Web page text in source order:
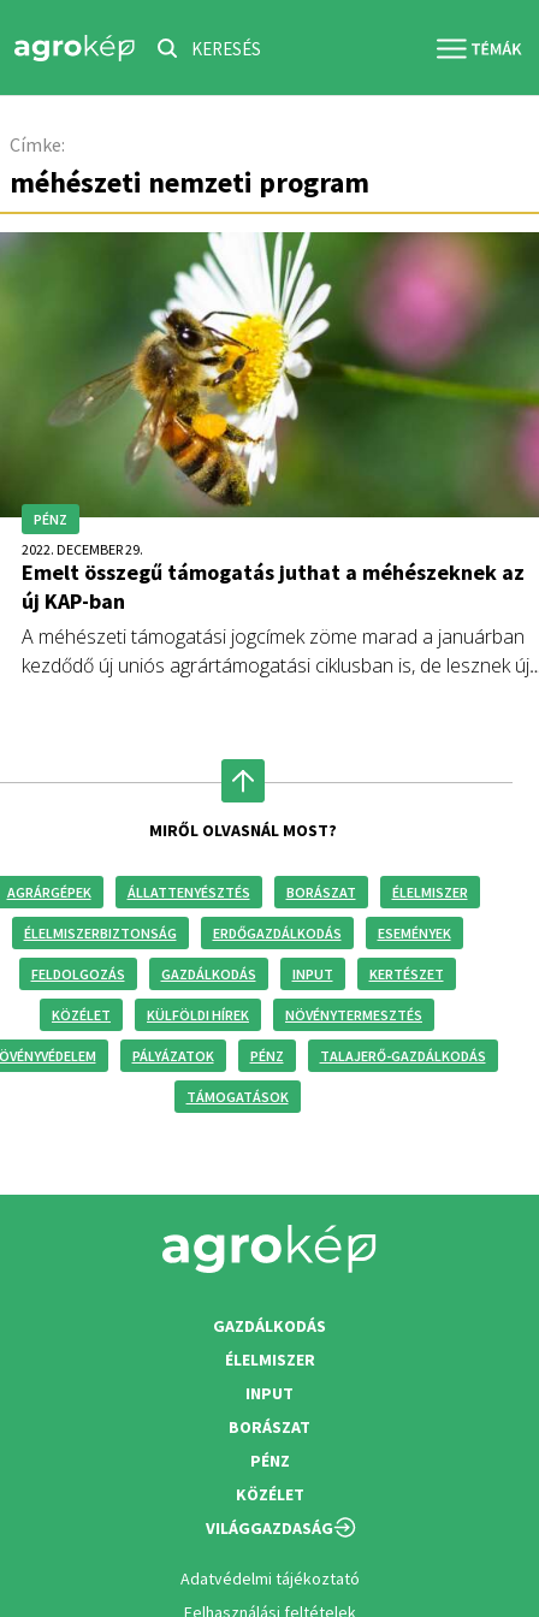
KERESÉS
Címke:
méhészeti nemzeti program
PÉNZ
2022. DECEMBER 29.
Emelt összegű támogatás juthat a méhészeknek az
új KAP-ban
A méhészeti támogatási jogcímek zöme marad a januárban
kezdődő új uniós agrártámogatási ciklusban is, de lesznek új,
MIRŐL OLVASNÁL MOST?
AGRÁRGÉPEK ÁLLATTENYÉSZTÉS BORÁSZAT ÉLELMISZER
ÉLELMISZERBIZTONSÁG ERDŐGAZDÁLKODÁS ESEMÉNYEK
FELDOLGOZÁS GAZDÁLKODÁS INPUT KERTÉSZET
KÖZÉLET KÜLFÖLDI HÍREK NÖVÉNYTERMESZTÉS
PÁLYÁZATOK PÉNZ TALAJERŐ-GAZDÁLKODÁS
TÁMOGATÁSOK
GAZDÁLKODÁS
ÉLELMISZER
INPUT
BORÁSZAT
PÉNZ
KÖZÉLET
VILÁGGAZDASÁG
Adatvédelmi tájékoztató
Felhasználási feltételek